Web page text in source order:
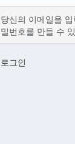
당신의 이메일을
밀번호를 만들 수
로그인